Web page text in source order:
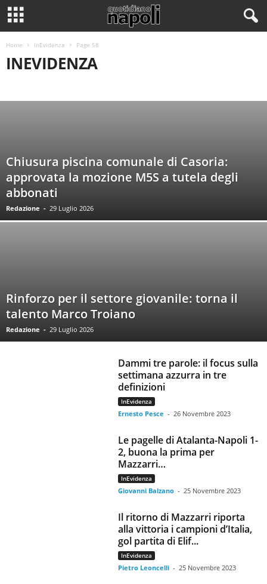
Home InEvidenza Page 58
INEVIDENZA
Chiusura piscina comunale di Casoria:
approvata la mozione M5S a tutela degli
abbonati
Redazione - 29 Luglio 2026
Rinforzo per il settore giovanile: torna il
talento Marco Troiano
Redazione - 29 Luglio 2026
Dammi tre parole: il focus sulla
settimana azzurra in tre
definizioni
InEvidenza
Ernesto Pesce - 26 Novembre 2023
Le pagelle di Atalanta-Napoli 1-
2, buona la prima per
Mazzarri…
InEvidenza
Giovanni Balzano - 25 Novembre 2023
Il ritorno di Mazzarri riporta
alla vittoria i campioni d’Italia,
gol partita di Elif...
InEvidenza
Pietro Leoncelli - 25 Novembre 2023